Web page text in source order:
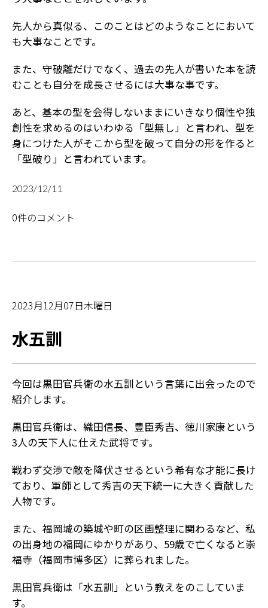
先人から真似る、このことはどのようなことにおいて
も大事なことです。
また、守破離だけでなく、過去の先人が書いた本を読
むことも自分を成長させるには大事な事です。
あと、基本の型を会得しないままにいきなり個性や独
創性を求めるのはいわゆる「型無し」と言われ、型を
身につけた人がそこから型を破って自分の形を作ると
「型破り」と言われています。
2023/12/11
0件のコメント
2023月12月07日木曜日
水五訓
今回は黒田官兵衛の水五訓という言葉に出会ったので
紹介します。
黒田官兵衛は、織田信長、豊臣秀吉、徳川家康という
3人の天下人に仕えた武将です。
戦わず交渉で敵を降伏させるという希有な才能に長け
ており、軍師として秀吉の天下統一に大きく貢献した
人物です。
また、福岡城の築城や町の区画整理に関わるなど、私
の出身地の福岡にゆかりがあり、59歳で亡くなると崇
福寺（福岡市博多区）に葬られました。
黒田官兵衛は「水五訓」という教えをのこしていま
す。